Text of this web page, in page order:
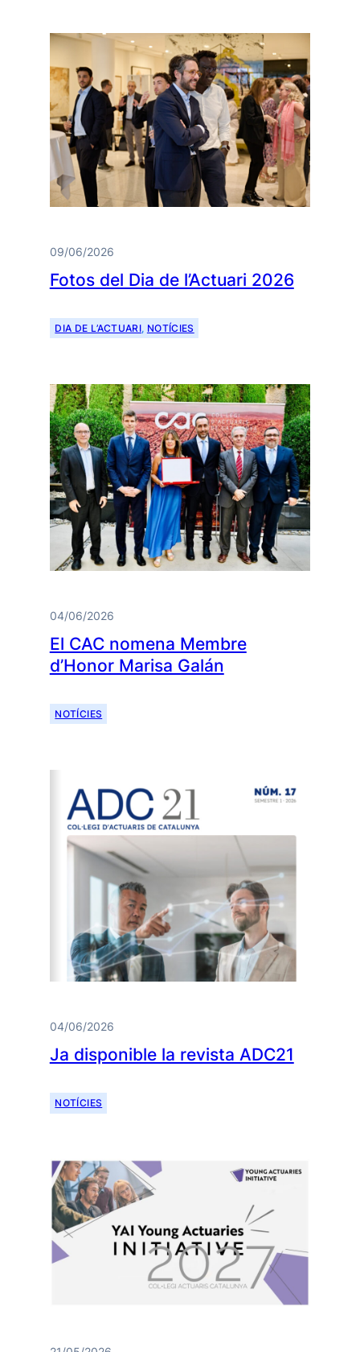
09/06/2026
Fotos del Dia de l’Actuari 2026
DIA DE L’ACTUARI, NOTÍCIES
04/06/2026
El CAC nomena Membre
d’Honor Marisa Galán
NOTÍCIES
04/06/2026
Ja disponible la revista ADC21
NOTÍCIES